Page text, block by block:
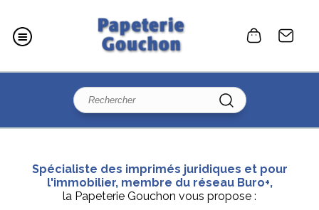
Spécialiste des imprimés juridiques et pour
l'immobilier, membre du réseau Buro+,
la Papeterie Gouchon vous propose :